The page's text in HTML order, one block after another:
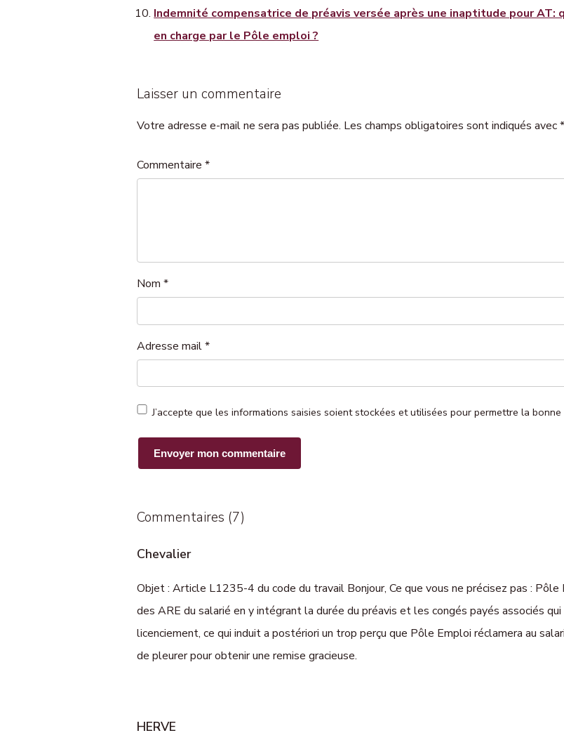
Indemnité compensatrice de préavis versée après une inaptitude pour
en charge par le Pôle emploi ?
Laisser un commentaire
Votre adresse e-mail ne sera pas publiée. Les champs obligatoires sont indiqués avec *
Commentaire *
Nom *
Adresse mail*
J’accepte que les informations saisies soient stockées et utilisées pour permettre la
Commentaires (7)
Chevalier
Objet : Article L1235-4 du code du travail Bonjour, Ce que vous ne précisez pas :
des ARE du salarié en y intégrant la durée du préavis et les congés payés associés
licenciement, ce qui induit a postériori un trop perçu que Pôle Emploi réclamera au
de pleurer pour obtenir une remise gracieuse.
HERVE